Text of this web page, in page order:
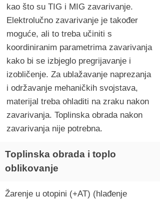
kao što su TIG i MIG zavarivanje.
Elektrolučno zavarivanje je također
moguće, ali to treba učiniti s
koordiniranim parametrima zavarivanja
kako bi se izbjeglo pregrijavanje i
izobličenje. Za ublažavanje naprezanja
i održavanje mehaničkih svojstava,
materijal treba ohladiti na zraku nakon
zavarivanja. Toplinska obrada nakon
zavarivanja nije potrebna.
Toplinska obrada i toplo
oblikovanje
Žarenje u otopini (+AT) (hlađenje